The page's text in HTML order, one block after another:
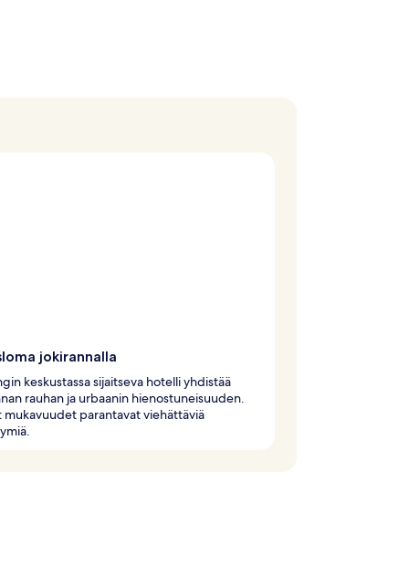
jokirannalla
keskustassa sijaitseva hotelli yhdistää
rauhan ja urbaanin hienostuneisuuden.
mukavuudet parantavat viehättäviä